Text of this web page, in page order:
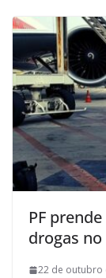
PF
drogas
22 de outubro